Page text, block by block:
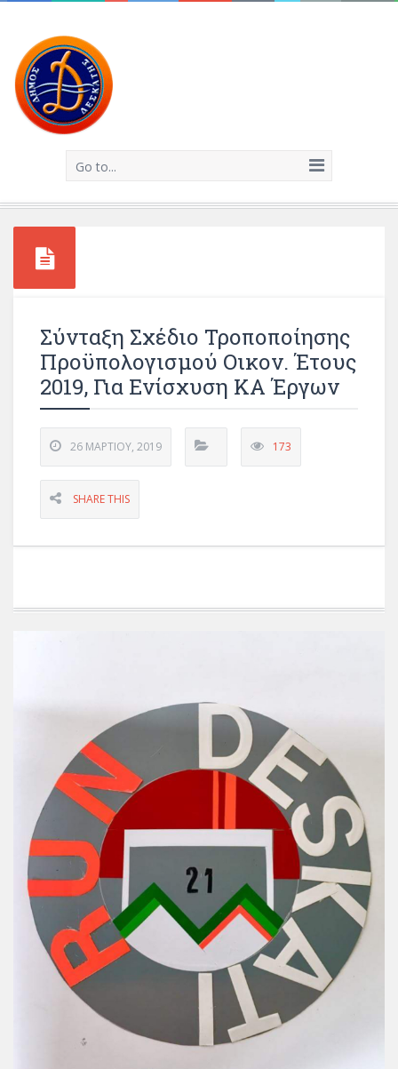
Go to...
Σύνταξη Σχέδιο Τροποποίησης
Προϋπολογισμού Οικον. Έτους
2019, Για Ενίσχυση ΚΑ Έργων
26 ΜΑΡΤΊΟΥ, 2019 173
SHARE THIS